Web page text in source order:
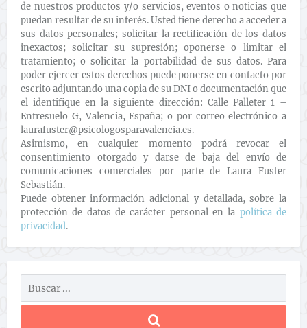
de nuestros productos y/o servicios, eventos o noticias que
puedan resultar de su interés. Usted tiene derecho a acceder a
sus datos personales; solicitar la rectificación de los datos
inexactos; solicitar su supresión; oponerse o limitar el
tratamiento; o solicitar la portabilidad de sus datos. Para
poder ejercer estos derechos puede ponerse en contacto por
escrito adjuntando una copia de su DNI o documentación que
el identifique en la siguiente dirección: Calle Palleter 1 –
Entresuelo G, Valencia, España; o por correo electrónico a
laurafuster@psicologosparavalencia.es.
Asimismo, en cualquier momento podrá revocar el
consentimiento otorgado y darse de baja del envío de
comunicaciones comerciales por parte de Laura Fuster
Sebastián.
Puede obtener información adicional y detallada, sobre la
protección de datos de carácter personal en la política de
privacidad.